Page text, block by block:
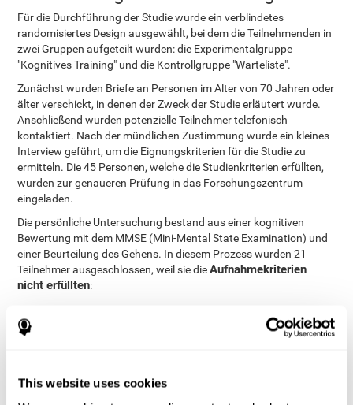
This website uses cookies
Für die Durchführung der Studie wurde ein verblindetes
randomisiertes Design ausgewählt, bei dem die Teilnehmenden in
zwei Gruppen aufgeteilt wurden: die Experimentalgruppe
"Kognitives Training" und die Kontrollgruppe "Warteliste".
Zunächst wurden Briefe an Personen im Alter von 70 Jahren oder
älter verschickt, in denen der Zweck der Studie erläutert wurde.
Anschließend wurden potenzielle Teilnehmer telefonisch
kontaktiert. Nach der mündlichen Zustimmung wurde ein kleines
Interview geführt, um die Eignungskriterien für die Studie zu
ermitteln. Die 45 Personen, welche die Studienkriterien erfüllten,
wurden zur genaueren Prüfung in das Forschungszentrum
eingeladen.
Die persönliche Untersuchung bestand aus einer kognitiven
Bewertung mit dem MMSE (Mini-Mental State Examination) und
einer Beurteilung des Gehens. In diesem Prozess wurden 21
Teilnehmer ausgeschlossen, weil sie dieAufnahmekriterien
nicht erfüllten:
Möglichkeit und Motivation die vollständige Studie
pro Woche oder weniger körperlich zu betätigen)